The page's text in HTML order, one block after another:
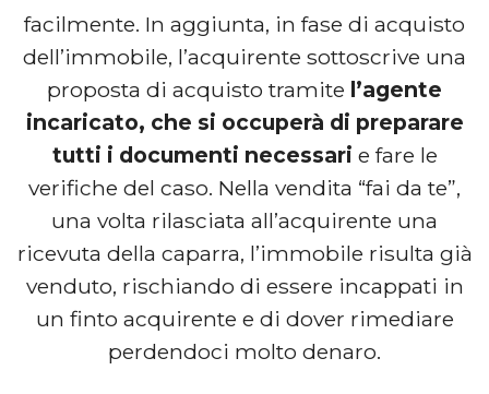
facilmente. In aggiunta, in fase di acquisto
dell’immobile, l’acquirente sottoscrive una
proposta di acquisto tramite l’agente
incaricato, che si occuperà di preparare
tutti i documenti necessari e fare le
verifiche del caso. Nella vendita “fai da te”,
una volta rilasciata all’acquirente una
ricevuta della caparra, l’immobile risulta già
venduto, rischiando di essere incappati in
un finto acquirente e di dover rimediare
perdendoci molto denaro.